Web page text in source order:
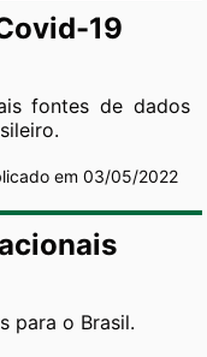
19
fontes de dados
em 03/05/2022
para o Brasil.